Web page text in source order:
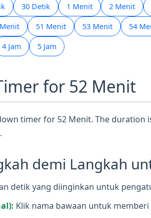
30 Detik 1 Menit 2 Menit
51 Menit 53 Menit 54
4 Jam 5 Jam
for 52 Menit
timer for 52 Menit. The duration
demi Langkah
detik yang diinginkan untuk
Klik nama bawaan untuk